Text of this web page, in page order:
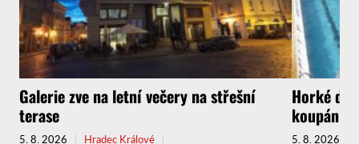
Galerie zve na letní večery na střešní
terase
5. 8. 2026 Hradec Králové
Horké
koupání
5. 8. 2026